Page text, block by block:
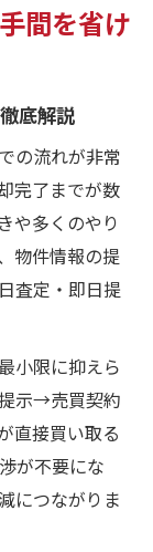
間を省け
底解説
の流れが非常
完了までが数
や多くのやり
物件情報の提
査定・即日提
小限に抑えら
示→売買契約
直接買い取る
が不要にな
につながりま